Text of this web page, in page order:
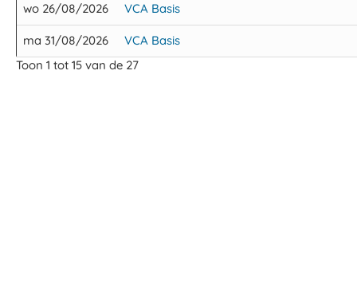
wo 26/08/2026 VCA Basis
ma 31/08/2026
VCA Basis
Toon 1 tot 15 van de 27